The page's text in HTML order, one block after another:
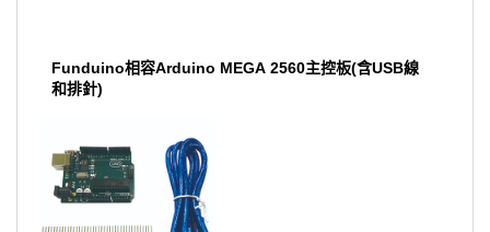
Funduino相容Arduino MEGA 2560主控板(含USB線
和排針)